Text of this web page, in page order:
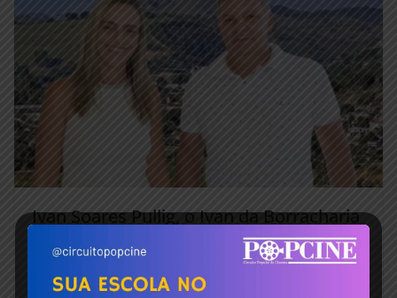
Ivan Soares Pullig, o Ivan da Borracharia
(PRD), é eleito prefeito de Volta Grande
com quase o dobro de votos de seu
adversário